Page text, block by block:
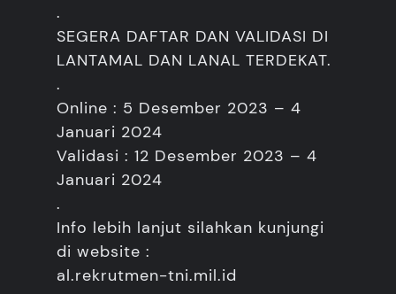
.
SEGERA DAFTAR DAN VALIDASI DI
LANTAMAL DAN LANAL TERDEKAT.
.
Online : 5 Desember 2023 – 4
Januari 2024
Validasi : 12 Desember 2023 – 4
Januari 2024
.
Info lebih lanjut silahkan kunjungi
di website :
al.rekrutmen-tni.mil.id